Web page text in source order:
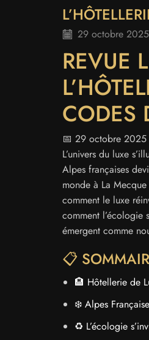
29 octobre 2025
REVUE
CODES
📅 29 octobre
L’univers du luxe
Alpes françaises
monde à La
comment le luxe
comment l’écologie
émergent comme
📋
🏨 Hôtellerie de
❄️ Alpes
♻️ L’écologie